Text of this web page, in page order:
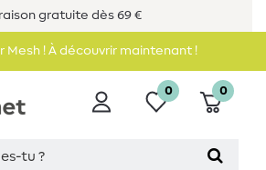
gratuite dès 69 €
Mesh ! À découvrir maintenant !
0 0